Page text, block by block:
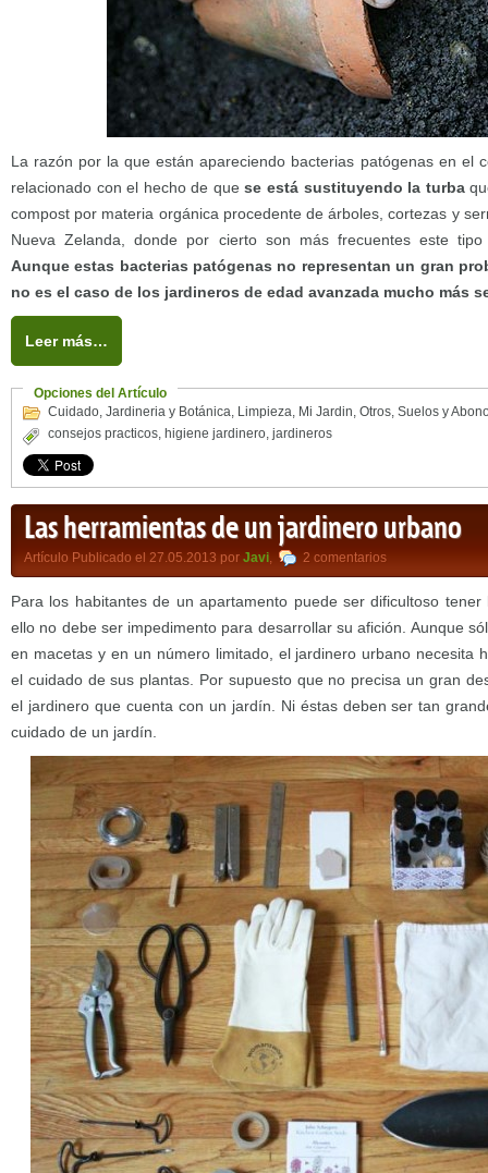
La razón por la que están apareciendo bacterias patógenas en el
relacionado con el hecho de quese está sustituyendo la turba
compost por materia orgánica procedente de árboles, cortezas y
Nueva Zelanda, donde por cierto son más frecuentes este
Aunque estas bacterias patógenas no representan un gran
no es el caso de los jardineros de edad avanzada mucho más
Leer más…
Opciones del Artículo
Cuidado, Jardineria y Botánica, Limpieza, Mi Jardin, Otros, Suelos y
consejos practicos, higiene jardinero, jardineros
Las herramientas de un jardinero urbano
Artículo Publicado el 27.05.2013 por Javi, 2 comentarios
Para los habitantes de un apartamento puede ser dificultoso
ello no debe ser impedimento para desarrollar su afición. Aunque
en macetas y en un número limitado, el jardinero urbano necesita
el cuidado de sus plantas. Por supuesto que no precisa un gran
el jardinero que cuenta con un jardín. Ni éstas deben ser tan
cuidado de un jardín.